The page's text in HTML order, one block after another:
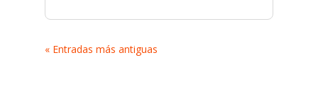
« Entradas más antiguas